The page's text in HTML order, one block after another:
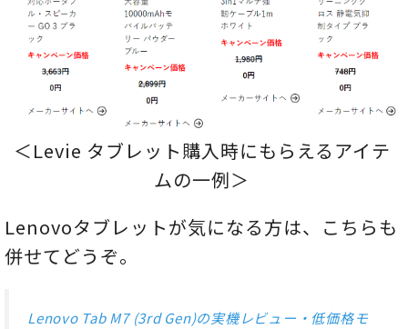
＜Levie タブレット購入時にもらえるアイテ
ムの一例＞
Lenovoタブレットが気になる方は、こちらも
併せてどうぞ。
Lenovo Tab M7 (3rd Gen)の実機レビュー・低価格モ